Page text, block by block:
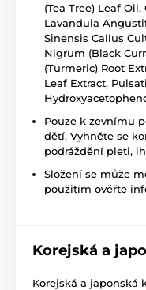
(Tea Tree) Leaf
Lavandula
Sinensis Callus
Nigrum (Black
(Turmeric) Root
Leaf Extract,
Pouze k zevnímu
dětí. Vyhněte se
podráždění pleti,
Složení se může
použitím ověřte
Korejská a
Korejská a japonská